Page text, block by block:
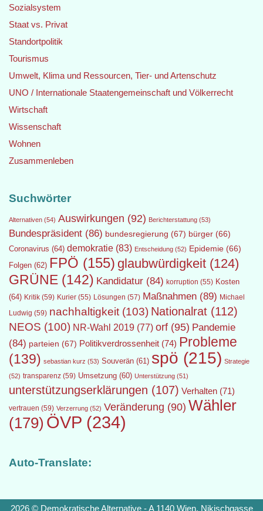
Sozialsystem
Staat vs. Privat
Standortpolitik
Tourismus
Umwelt, Klima und Ressourcen, Tier- und Artenschutz
UNO / Internationale Staatengemeinschaft und Völkerrecht
Wirtschaft
Wissenschaft
Wohnen
Zusammenleben
Suchwörter
Alternativen (54) Auswirkungen (92) Berichterstattung (53)
Bundespräsident (86) bundesregierung (67) bürger (66)
Coronavirus (64) demokratie (83) Entscheidung (52) Epidemie (66)
Folgen (62) FPÖ (155) glaubwürdigkeit (124)
GRÜNE (142) Kandidatur (84) korruption (55) Kosten
(64) Kritik (59) Kurier (55) Lösungen (57) Maßnahmen (89) Michael
Ludwig (59) nachhaltigkeit (103) Nationalrat (112)
NEOS (100) NR-Wahl 2019 (77) orf (95) Pandemie
(84) parteien (67) Politikverdrossenheit (74) Probleme
(139) sebastian kurz (53) Souverän (61) spö (215) Strategie
(52) transparenz (59) Umsetzung (60) Unterstützung (51)
unterstützungserklärungen (107) Verhalten (71)
vertrauen (59) Verzerrung (52) Veränderung (90) Wähler
(179) ÖVP (234)
Auto-Translate:
2026 © Demokratische Alternative - A 1140 Wien, Nikischgasse